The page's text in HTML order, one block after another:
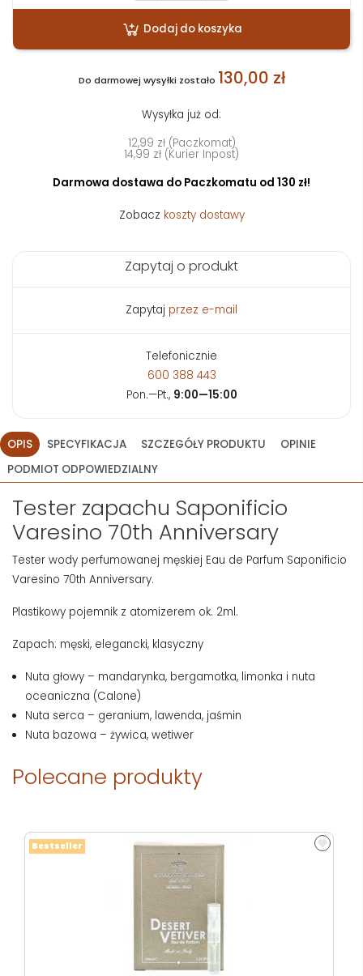
Dodaj do koszyka
Do darmowej wysyłki zostało 130,00 zł
Wysyłka już od:
12,99 zł (Paczkomat)
14,99 zł (Kurier Inpost)
Darmowa dostawa do Paczkomatu od 130 zł!
Zobacz koszty dostawy
Zapytaj o produkt
Zapytaj przez e-mail
Telefonicznie
600 388 443
Pon.—Pt., 9:00—15:00
OPIS SPECYFIKACJA SZCZEGÓŁY PRODUKTU
OPINIE
PODMIOT ODPOWIEDZIALNY
Tester zapachu Saponificio
Varesino 70th Anniversary
Tester wody perfumowanej męskiej Eau de Parfum Saponificio
Varesino 70th Anniversary.
Plastikowy pojemnik z atomizerem ok. 2ml.
Zapach: męski, elegancki, klasyczny
Nuta głowy – mandarynka, bergamotka, limonka i nuta
oceaniczna (Calone)
Nuta serca – geranium, lawenda, jaśmin
Nuta bazowa – żywica, wetiwer
Polecane produkty
Bestseller